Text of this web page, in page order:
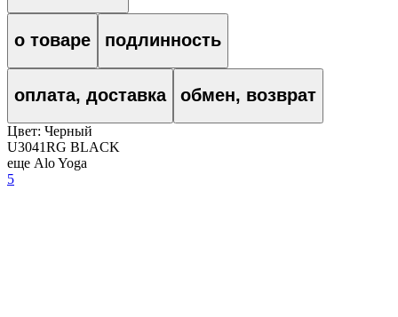
о товаре подлинность
оплата, доставка обмен, возврат
Цвет: Черный
U3041RG BLACK
еще Alo Yoga
5